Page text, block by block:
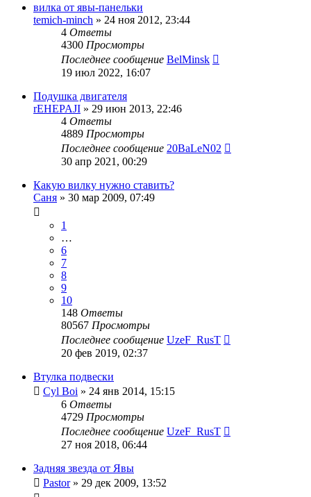
вилка от явы-панельки
temich-minch » 24 ноя 2012, 23:44
4 Ответы
4300 Просмотры
Последнее сообщение BelMinsk
19 июл 2022, 16:07
Подушка двигателя
rEHEPAJI » 29 июн 2013, 22:46
4 Ответы
4889 Просмотры
Последнее сообщение 20BaLeN02
30 апр 2021, 00:29
Какую вилку нужно ставить?
Саня » 30 мар 2009, 07:49
1
…
6
7
8
9
10
148 Ответы
80567 Просмотры
Последнее сообщение UzeF_RusT
20 фев 2019, 02:37
Втулка подвески
Cyl Boi » 24 янв 2014, 15:15
6 Ответы
4729 Просмотры
Последнее сообщение UzeF_RusT
27 ноя 2018, 06:44
Задняя звезда от Явы
Pastor» 29 дек 2009, 13:52